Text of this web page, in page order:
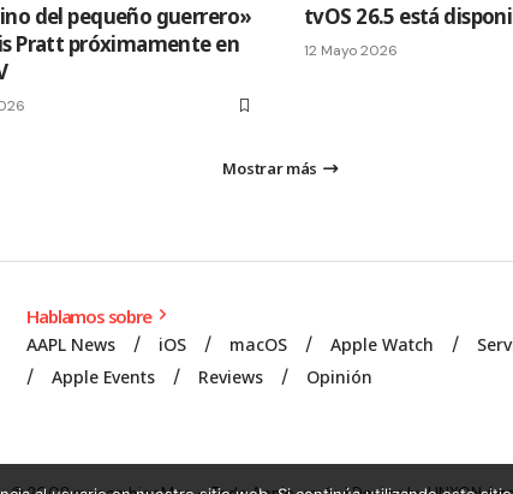
del pequeño guerrero»
Pratt próximamente en
tvOS 26.5 está
12 Mayo 2026
Mostrar más
Hablamos sobre
AAPL News iOS macOS Apple Watch
Apple Events
Reviews Opinión